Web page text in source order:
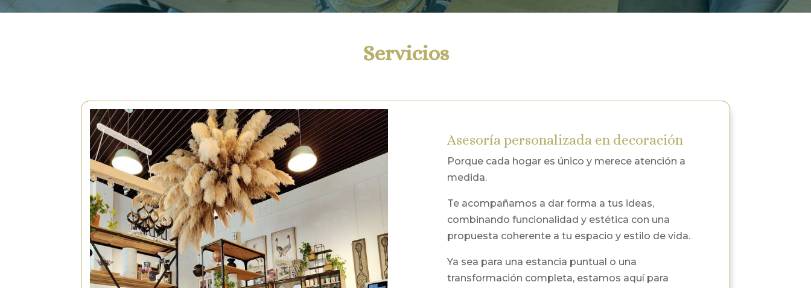
Servicios
Asesoría personalizada en decoración
Porque cada hogar es único y merece atención a
medida.
Te acompañamos a dar forma a tus ideas,
combinando funcionalidad y estética con una
propuesta coherente a tu espacio y estilo de vida.
Ya sea para una estancia puntual o una
transformación completa, estamos aquí para